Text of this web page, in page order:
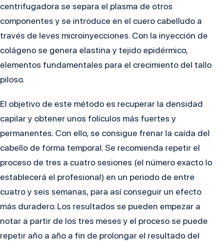
centrifugadora se separa el plasma de otros
componentes y se introduce en el cuero cabelludo a
través de leves microinyecciones. Con la inyección de
colágeno se genera elastina y tejido epidérmico,
elementos fundamentales para el crecimiento del tallo
piloso.
El objetivo de este método es recuperar la densidad
capilar y obtener unos folículos más fuertes y
permanentes. Con ello, se consigue frenar la caída del
cabello de forma temporal. Se recomienda repetir el
proceso de tres a cuatro sesiones (el número exacto lo
establecerá el profesional) en un periodo de entre
cuatro y seis semanas, para así conseguir un efecto
más duradero. Los resultados se pueden empezar a
notar a partir de los tres meses y el proceso se puede
repetir año a año a fin de prolongar el resultado del